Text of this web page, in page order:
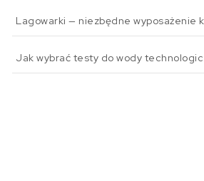
Lagowarki — niezbędne wyposażenie
Jak wybrać testy do wody